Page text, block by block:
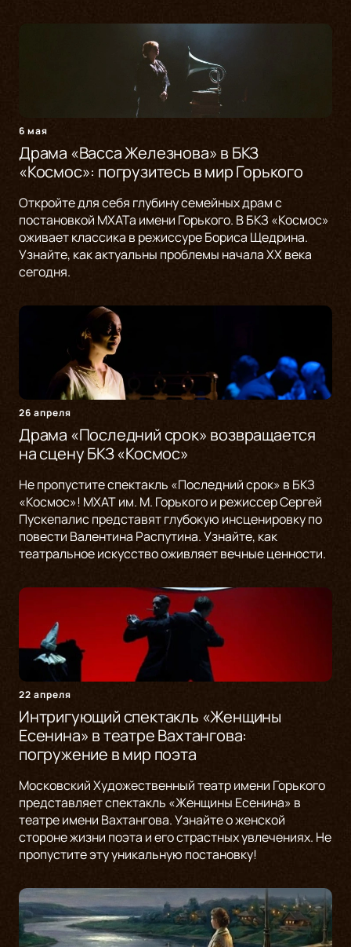
6 мая
Драма «Васса Железнова» в БКЗ
«Космос»: погрузитесь в мир Горького
Откройте для себя глубину семейных драм с
постановкой МХАТа имени Горького. В БКЗ «Космос»
оживает классика в режиссуре Бориса Щедрина.
Узнайте, как актуальны проблемы начала XX века
сегодня.
26 апреля
Драма «Последний срок» возвращается
на сцену БКЗ «Космос»
Не пропустите спектакль «Последний срок» в БКЗ
«Космос»! МХАТ им. М. Горького и режиссер Сергей
Пускепалис представят глубокую инсценировку по
повести Валентина Распутина. Узнайте, как
театральное искусство оживляет вечные ценности.
22 апреля
Интригующий спектакль «Женщины
Есенина» в театре Вахтангова:
погружение в мир поэта
Московский Художественный театр имени Горького
представляет спектакль «Женщины Есенина» в
театре имени Вахтангова. Узнайте о женской
стороне жизни поэта и его страстных увлечениях. Не
пропустите эту уникальную постановку!